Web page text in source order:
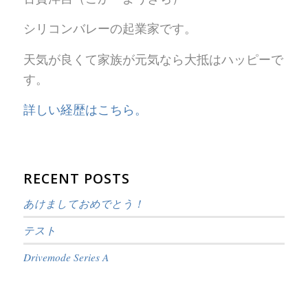
シリコンバレーの起業家です。
天気が良くて家族が元気なら大抵はハッピーで
す。
詳しい経歴はこちら。
RECENT POSTS
あけましておめでとう！
テスト
Drivemode Series A